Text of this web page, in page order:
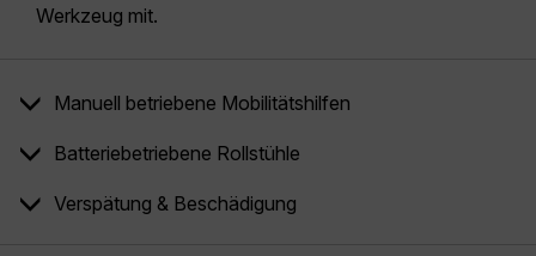
Werkzeug mit.
Manuell betriebene Mobilitätshilfen
Batteriebetriebene Rollstühle
Verspätung & Beschädigung